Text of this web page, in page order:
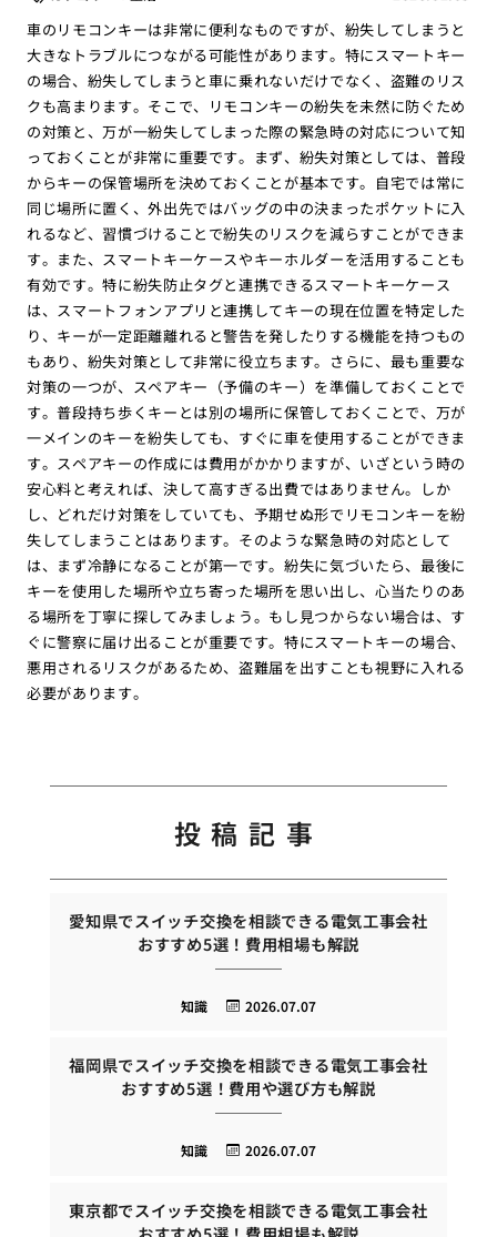
車のリモコンキーは非常に便利なものですが、紛失してしまうと
大きなトラブルにつながる可能性があります。特にスマートキー
の場合、紛失してしまうと車に乗れないだけでなく、盗難のリス
クも高まります。そこで、リモコンキーの紛失を未然に防ぐため
の対策と、万が一紛失してしまった際の緊急時の対応について知
っておくことが非常に重要です。まず、紛失対策としては、普段
からキーの保管場所を決めておくことが基本です。自宅では常に
同じ場所に置く、外出先ではバッグの中の決まったポケットに入
れるなど、習慣づけることで紛失のリスクを減らすことができま
す。また、スマートキーケースやキーホルダーを活用することも
有効です。特に紛失防止タグと連携できるスマートキーケース
は、スマートフォンアプリと連携してキーの現在位置を特定した
り、キーが一定距離離れると警告を発したりする機能を持つもの
もあり、紛失対策として非常に役立ちます。さらに、最も重要な
対策の一つが、スペアキー（予備のキー）を準備しておくことで
す。普段持ち歩くキーとは別の場所に保管しておくことで、万が
一メインのキーを紛失しても、すぐに車を使用することができま
す。スペアキーの作成には費用がかかりますが、いざという時の
安心料と考えれば、決して高すぎる出費ではありません。しか
し、どれだけ対策をしていても、予期せぬ形でリモコンキーを紛
失してしまうことはあります。そのような緊急時の対応として
は、まず冷静になることが第一です。紛失に気づいたら、最後に
キーを使用した場所や立ち寄った場所を思い出し、心当たりのあ
る場所を丁寧に探してみましょう。もし見つからない場合は、す
ぐに警察に届け出ることが重要です。特にスマートキーの場合、
悪用されるリスクがあるため、盗難届を出すことも視野に入れる
必要があります。
投稿記事
愛知県でスイッチ交換を相談できる電気工事会社
おすすめ5選！費用相場も解説
2026.07.07
知識
福岡県でスイッチ交換を相談できる電気工事会社
おすすめ5選！費用や選び方も解説
2026.07.07
知識
東京都でスイッチ交換を相談できる電気工事会社